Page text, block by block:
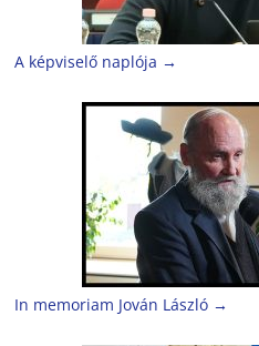
A képviselő naplója →
In memoriam Jován László →